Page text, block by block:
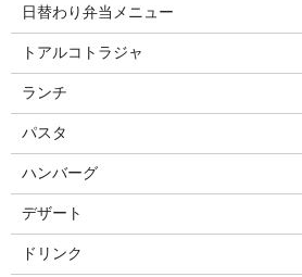
日替わり弁当メニュー
トアルコトラジャ
ランチ
パスタ
ハンバーグ
デザート
ドリンク